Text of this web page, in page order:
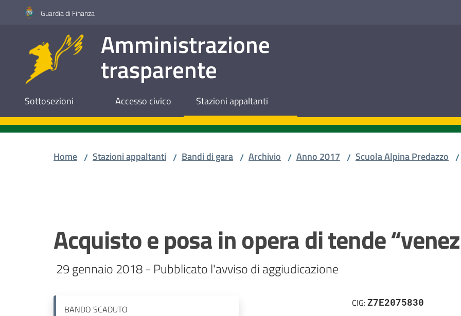
Vai al contenuto
Vai alla navigazione
Vai al footerGuardia di Finanza
Amministrazione
trasparente
Sottosezioni Accesso civico Stazioni appaltanti
Home / Stazioni appaltanti / Bandi di gara / Archivio / Anno 2017 / Scuola Alpina Predazzo /
Acquisto e posa in opera di tende
29 gennaio 2018 - Pubblicato l'avviso di aggiudicazione
BANDO SCADUTO
CIG:Z7E2075830